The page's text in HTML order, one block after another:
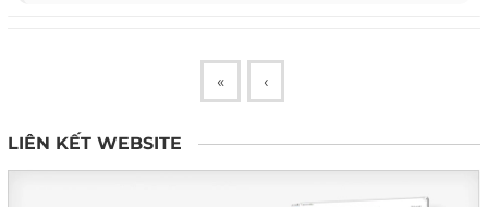
« ‹
LIÊN KẾT WEBSITE